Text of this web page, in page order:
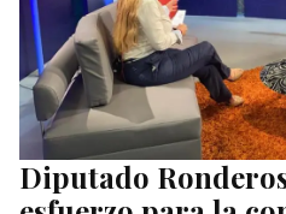
Diputado